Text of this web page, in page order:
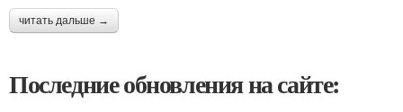
читать дальше →
Последние обновления на сайте: